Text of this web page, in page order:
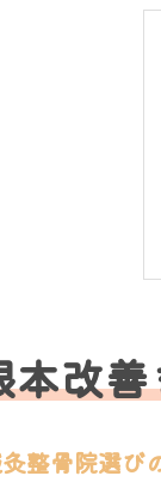
改
整骨院選び